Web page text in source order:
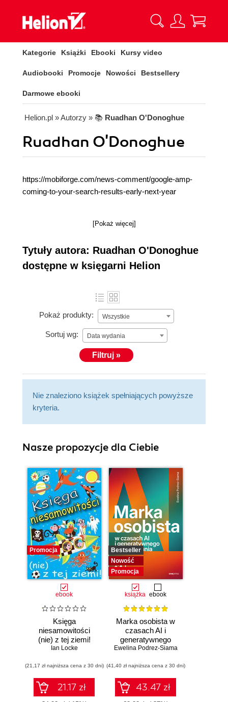
Kategorie Książki Ebooki Kursy video
Audiobooki Promocje Nowości Bestsellery
Darmowe ebooki
Helion.pl » Autorzy » 📚 Ruadhan O'Donoghue
Ruadhan O'Donoghue
https://mobiforge.com/news-comment/google-amp-
coming-to-your-search-results-early-next-year
[Pokaż więcej]
Tytuły autora: Ruadhan O'Donoghue
dostępne w księgarni Helion
Pokaż produkty: Wszystkie
Sortuj wg: Data wydania
Filtruj »
Nie znaleziono książek spełniających powyższe
kryteria.
Nasze propozycje dla Ciebie
Promocja
ebook
Księga
niesamowitości
(nie) z tej ziemi!
Księga faktów
niezwykłych
Ian Locke
(21,17 zł najniższa cena z 30 dni)
21.17 zł
Bestseller
Nowość
Promocja
książka ebook
Marka osobista w
czasach AI i
generatywnego
wyszukiwania
Ewelina Podrez-Siama
(41,40 zł najniższa cena z 30 dni)
43.47 zł